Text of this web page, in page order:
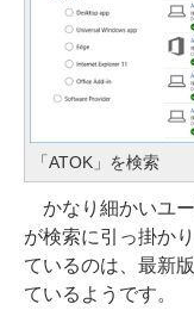
「ATOK」を検索
かなり細かいユ
が検索に引っ掛か
ているのは、最新
ているようです。